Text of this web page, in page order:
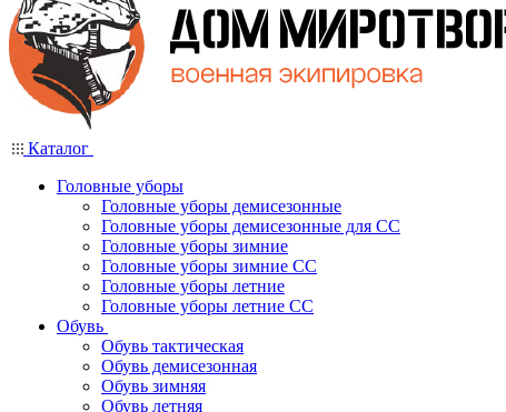
Каталог
Головные уборы
Головные уборы демисезонные
Головные уборы демисезонные для СС
Головные уборы зимние
Головные уборы зимние СС
Головные уборы летние
Головные уборы летние СС
Обувь
Обувь тактическая
Обувь демисезонная
Обувь зимняя
Обувь летняя